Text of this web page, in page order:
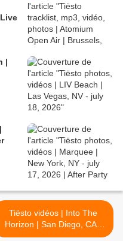
|
Tiësto vidéos | Into The
Horizon | San Diego, CA -
june 27, 2026 >